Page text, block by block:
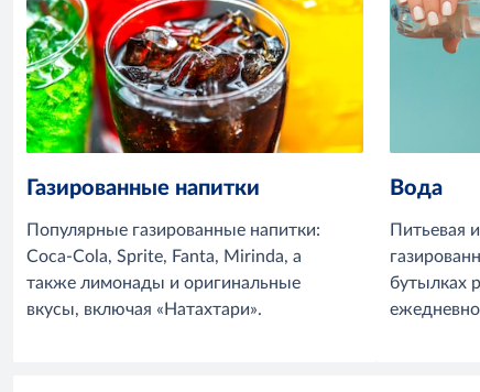
Газированные напитки
Популярные газированные напитки:
Coca-Cola, Sprite, Fanta, Mirinda, а
также лимонады и оригинальные
вкусы, включая «Натахтари».
Вода
Питьевая
бутылках